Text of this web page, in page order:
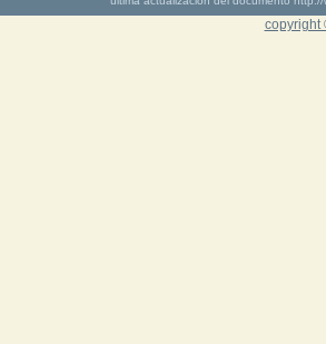
copyright